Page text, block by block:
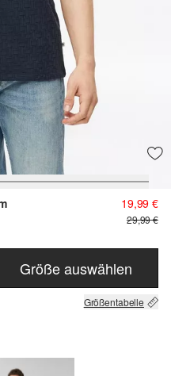
19,99 €
29,99 €
Größe auswählen
Größentabelle